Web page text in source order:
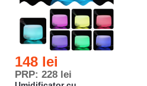
148 lei
PRP: 228 lei